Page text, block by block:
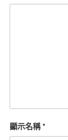
顯示名稱*